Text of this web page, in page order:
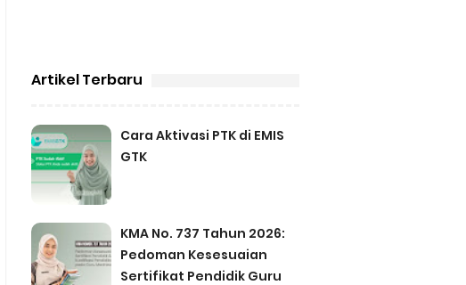
Artikel Terbaru
Cara Aktivasi PTK di EMIS
GTK
KMA No. 737 Tahun 2026:
Pedoman Kesesuaian
Sertifikat Pendidik Guru